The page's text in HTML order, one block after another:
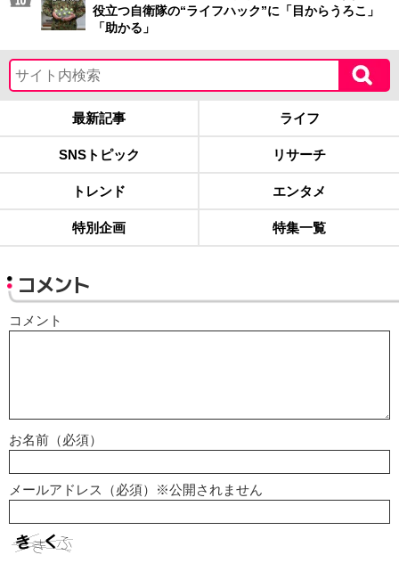
役立つ自衛隊の“ライフハック”に「目からうろこ」
「助かる」
最新記事 ライフ
SNSトピック リサーチ
トレンド エンタメ
特別企画 特集一覧
コメント
コメント
お名前（必須）
メールアドレス（必須）※公開されません